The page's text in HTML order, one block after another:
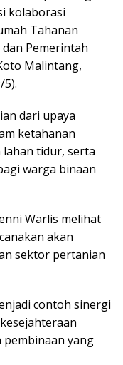
kolaborasi
Tahanan
Pemerintah
Malintang,
5).
dari upaya
ketahanan
tidur, serta
warga binaan
Warlis melihat
akan
sektor pertanian
contoh sinergi
pembinaan yang